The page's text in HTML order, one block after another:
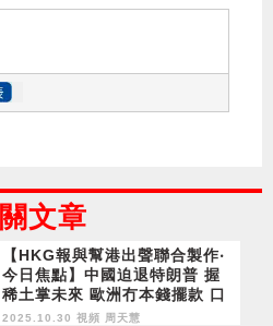
文章
【HKG報與幫港出聲聯合製作‧
今日焦點】中國迫退特朗普 握
稀土掌未來 歐洲冇本錢擺款 口
岸爆炸案脫罪被告傳再被捕 涉
2025.10.30 視頻 周天慧